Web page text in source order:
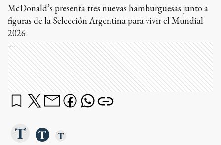
McDonald’s presenta tres nuevas hamburguesas junto a
figuras de la Selección Argentina para vivir el Mundial
2026
Ads